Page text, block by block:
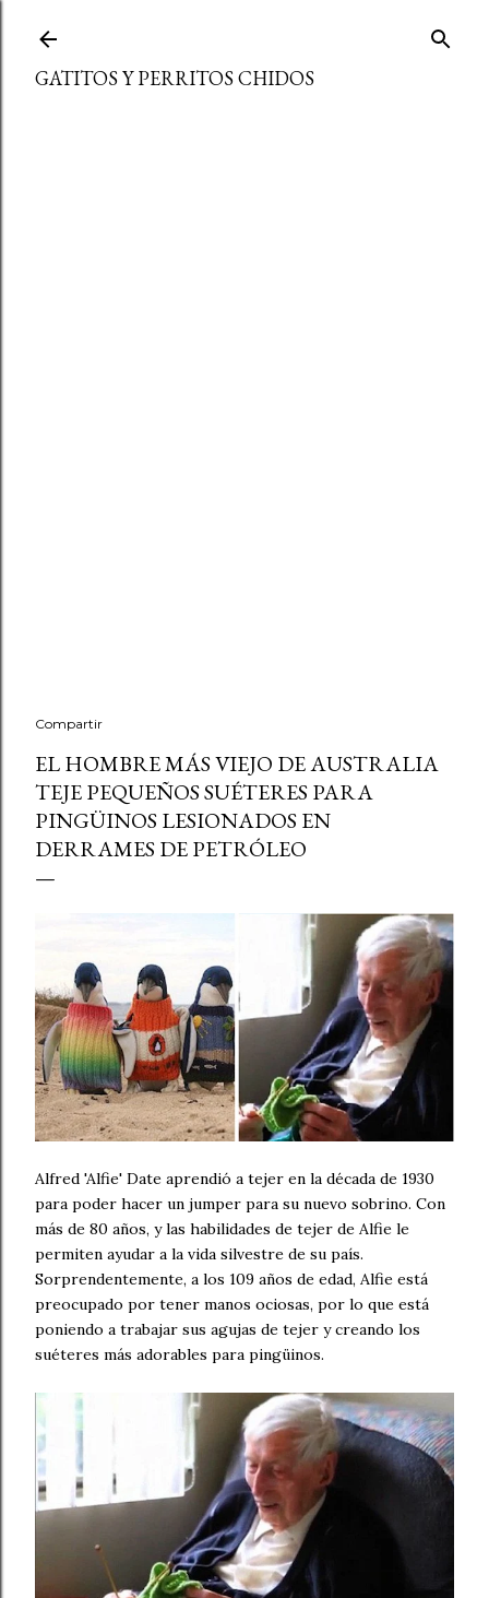
GATITOS Y PERRITOS CHIDOS
Compartir
EL HOMBRE MÁS VIEJO DE AUSTRALIA
TEJE PEQUEÑOS SUÉTERES PARA
PINGÜINOS LESIONADOS EN
DERRAMES DE PETRÓLEO
Alfred 'Alfie' Date aprendió a tejer en la década de 1930
para poder hacer un jumper para su nuevo sobrino. Con
más de 80 años, y las habilidades de tejer de Alfie le
permiten ayudar a la vida silvestre de su país.
Sorprendentemente, a los 109 años de edad, Alfie está
preocupado por tener manos ociosas, por lo que está
poniendo a trabajar sus agujas de tejer y creando los
suéteres más adorables para pingüinos.